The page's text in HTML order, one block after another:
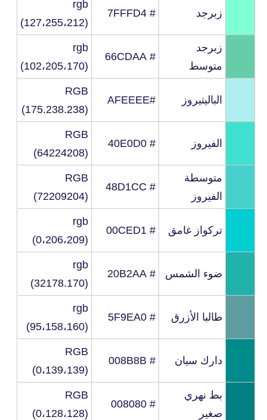
زبرجد # 7FFFD4
rgb
(127،255،212)
زبرجد
متوسط
# 66CDAA
rgb
(102،205،170)
الباليتيروز #AFEEEE
RGB
(175.238.238)
الفيروز # 40E0D0
RGB
(64224208)
متوسطة
الفيروز
# 48D1CC
RGB
(72209204)
تركواز غامق # 00CED1
rgb
(0،206،209)
ضوء الشمس # 20B2AA
rgb
(32178.170)
طالبا الأزرق # 5F9EA0
rgb
(95،158،160)
دارك سيان # 008B8B
RGB
(0،139،139)
بط نهري
صغير
# 008080
RGB
(0،128،128)